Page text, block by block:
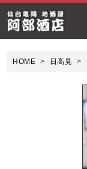
HOME 日高見